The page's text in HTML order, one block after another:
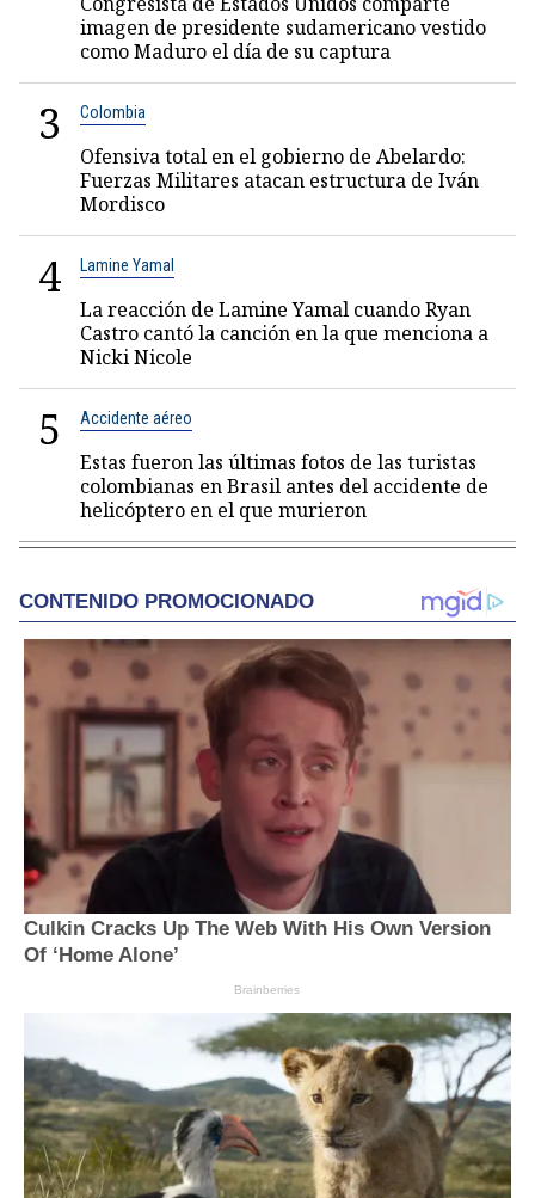
imagen de presidente sudamericano vestido
como Maduro el día de su captura
3 Colombia
Ofensiva total en el gobierno de Abelardo:
Fuerzas Militares atacan estructura de Iván
Mordisco
4 Lamine Yamal
La reacción de Lamine Yamal cuando Ryan
Castro cantó la canción en la que menciona a
Nicki Nicole
5 Accidente aéreo
Estas fueron las últimas fotos de las turistas
colombianas en Brasil antes del accidente de
helicóptero en el que murieron